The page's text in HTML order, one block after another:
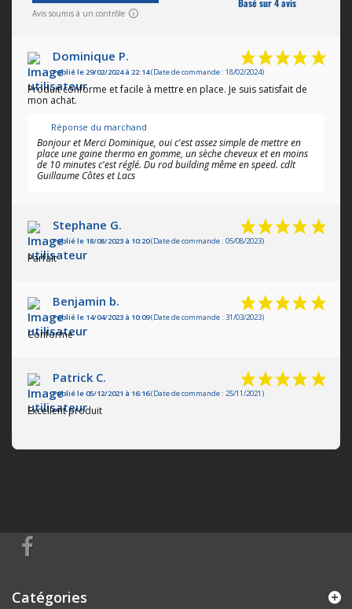
Avis soumis à un contrôle
Basé sur 4 avis
Dominique P.
Publié le 29/02/2024 à 22:14(Date de commande : 18/02/2024)
Produit conforme et facile à mettre en place. Je suis satisfait de
mon achat.
Réponse du marchand
Bonjour et Merci Dominique, oui c'est assez simple de mettre en
place une gaine thermo en gomme, un sèche cheveux et en moins
de 10 minutes c'est réglé. Du rod building même en speed. cdlt
Guillaume Côtes et Lacs
Stephane G.
Publié le 18/08/2023 à 10:20(Date de commande : 05/08/2023)
Parfait
Benjamin b.
Publié le 14/04/2023 à 10:09(Date de commande : 31/03/2023)
Conforme
Patrick C.
Publié le 05/12/2021 à 16:16(Date de commande : 25/11/2021)
Excellent produit
Catégories